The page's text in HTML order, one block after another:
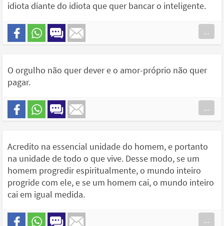
idiota diante do idiota que quer bancar o inteligente.
...
O orgulho não quer dever e o amor-próprio não quer
pagar.
...
Acredito na essencial unidade do homem, e portanto
na unidade de todo o que vive. Desse modo, se um
homem progredir espiritualmente, o mundo inteiro
progride com ele, e se um homem cai, o mundo inteiro
cai em igual medida.
...